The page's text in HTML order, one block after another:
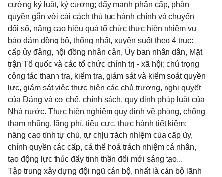
cường kỷ luật, kỷ cương; đẩy mạnh phân cấp, phân
quyền gắn với cải cách thủ tục hành chính và chuyển
đổi số, nâng cao hiệu quả tổ chức thực hiện nhiệm vụ
bảo đảm đồng bộ, thống nhất, xuyên suốt theo 4 trục:
cấp ủy đảng, hội đồng nhân dân, Ủy ban nhân dân, Mặt
trận Tổ quốc và các tổ chức chính trị - xã hội; chú trọng
công tác thanh tra, kiểm tra, giám sát và kiểm soát quyền
lực, giám sát việc thực hiện các chủ trương, nghị quyết
của Đảng và cơ chế, chính sách, quy định pháp luật của
Nhà nước. Thực hiện nghiêm quy định về phòng, chống
tham nhũng, lãng phí, tiêu cực, thực hành tiết kiệm;
nâng cao tính tự chủ, tự chịu trách nhiệm của cấp ủy,
chính quyền các cấp, cá thể hoá trách nhiệm cá nhân,
tạo động lực thúc đẩy tinh thần đổi mới sáng tạo...
Tập trung xây dựng đội ngũ cán bộ, nhất là cán bộ lãnh